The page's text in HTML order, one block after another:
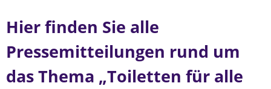
Hier finden Sie alle
Pressemitteilungen rund um
das Thema „Toiletten für alle